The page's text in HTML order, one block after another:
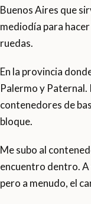
Buenos Aires que
mediodía para
ruedas.
En la provincia
Palermo y
contenedores de
bloque.
Me subo al
encuentro dentro. A
pero a menudo, el